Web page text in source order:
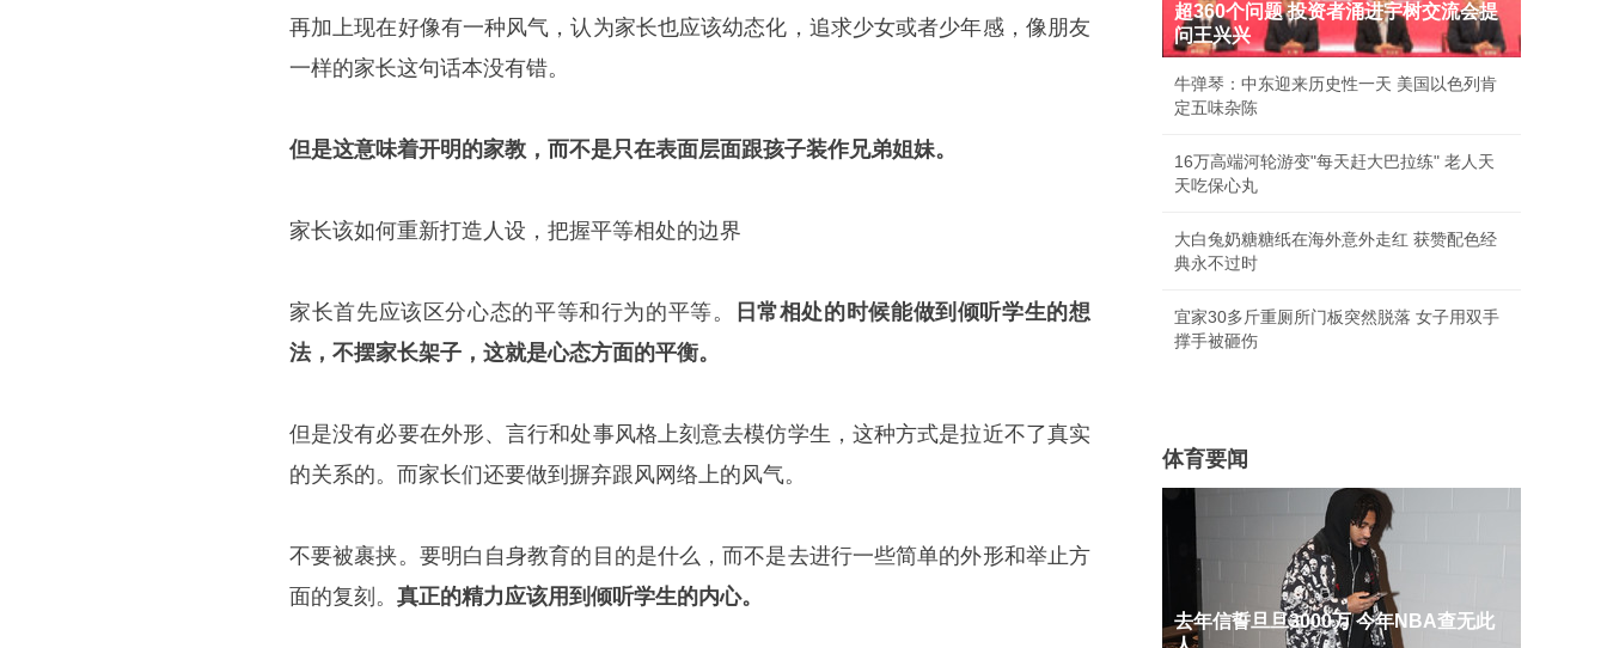
再加上现在好像有一种风气，认为家长也应该幼态化，追求少女或者少年感，像朋友
一样的家长这句话本没有错。
但是这意味着开明的家教，而不是只在表面层面跟孩子装作兄弟姐妹。
家长该如何重新打造人设，把握平等相处的边界
家长首先应该区分心态的平等和行为的平等。
日常相处的时候能做到倾听学生的想
法，不摆家长架子，这就是心态方面的平衡。
但是没有必要在外形、言行和处事风格上刻意去模仿学生，这种方式是拉近不了真实
的关系的。而家长们还要做到摒弃跟风网络上的风气。
不要被裹挟。要明白自身教育的目的是什么，而不是去进行一些简单的外形和举止方
面的复刻。 真正的精力应该用到倾听学生的内心。
超360个问题 投资者涌进宇树交流会提
问王兴兴
牛弹琴：中东迎来历史性一天 美国以色列肯
定五味杂陈
16万高端河轮游变"每天赶大巴拉练" 老人天
天吃保心丸
大白兔奶糖糖纸在海外意外走红 获赞配色经
典永不过时
宜家30多斤重厕所门板突然脱落 女子用双手
撑手被砸伤
体育要闻
去年信誓旦旦3000万 今年NBA查无此